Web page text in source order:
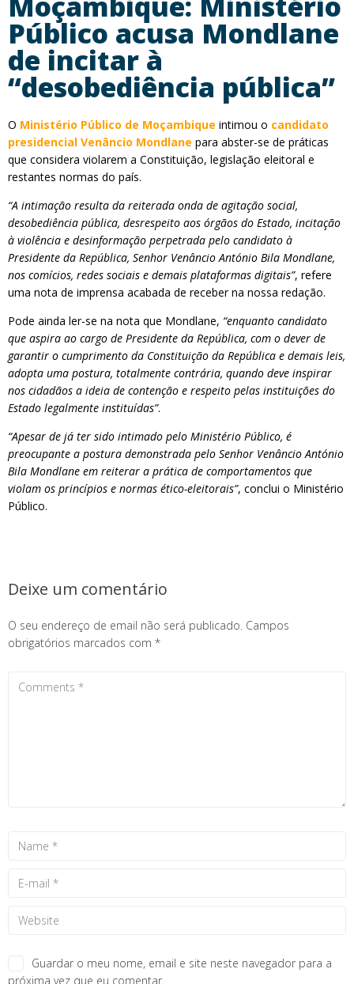
Público acusa Mondlane
de incitar à
“desobediência pública”
O Ministério Público de Moçambique intimou o candidato
presidencial Venâncio Mondlane para abster-se de práticas
que considera violarem a Constituição, legislação eleitoral e
restantes normas do país.
“A intimação resulta da reiterada onda de agitação social,
desobediência pública, desrespeito aos órgãos do Estado, incitação
à violência e desinformação perpetrada pelo candidato à
Presidente da República, Senhor Venâncio António Bila Mondlane,
nos comícios, redes sociais e demais plataformas digitais”, refere
uma nota de imprensa acabada de receber na nossa redação.
Pode ainda ler-se na nota que Mondlane, “enquanto candidato
que aspira ao cargo de Presidente da República, com o dever de
garantir o cumprimento da Constituição da República e demais leis,
adopta uma postura, totalmente contrária, quando deve inspirar
nos cidadãos a ideia de contenção e respeito pelas instituições do
Estado legalmente instituídas”.
“Apesar de já ter sido intimado pelo Ministério Público, é
preocupante a postura demonstrada pelo Senhor Venâncio António
Bila Mondlane em reiterar a prática de comportamentos que
violam os princípios e normas ético-eleitorais”, conclui o Ministério
Público.
Deixe um comentário
O seu endereço de email não será publicado. Campos
obrigatórios marcados com *
Guardar o meu nome, email e site neste navegador para a
próxima vez que eu comentar.